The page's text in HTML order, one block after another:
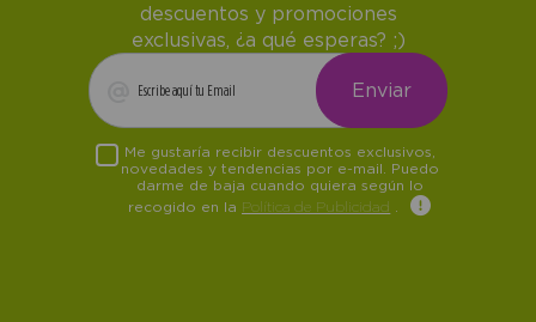
descuentos y promociones
exclusivas, ¿a qué esperas? ;)
Me gustaría recibir descuentos exclusivos,
novedades y tendencias por e-mail. Puedo
darme de baja cuando quiera según lo
recogido en la Política de Publicidad